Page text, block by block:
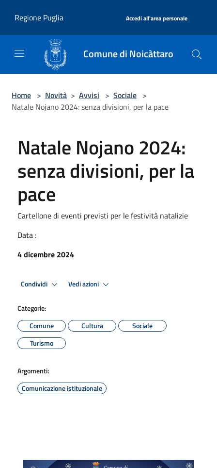
Regione Puglia
Accedi all'area personale
Comune di Noicàttaro
Home > Novità > Avvisi > Sociale >
Natale Nojano 2024: senza divisioni, per la pace
Natale Nojano 2024:
senza divisioni, per la
pace
Cartellone di eventi previsti per le festività natalizie
Data :
4 dicembre 2024
Condividi Vedi azioni
Categorie:
Comune
Cultura
Sociale
Turismo
Argomenti:
Comunicazione istituzionale